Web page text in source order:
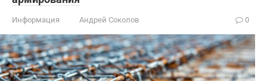
Информация Андрей Соколов 0